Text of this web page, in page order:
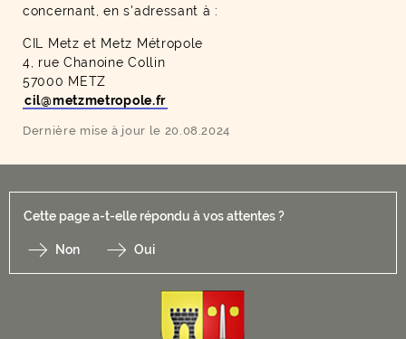
concernant, en s'adressant à :
CIL Metz et Metz Métropole
4, rue Chanoine Collin
57000 METZ
cil@metzmetropole.fr
Dernière mise à jour le 20.08.2024
Cette page a-t-elle répondu à vos attentes ?
Non Oui